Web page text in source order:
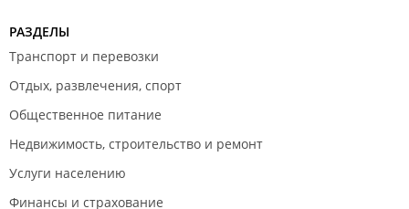
РАЗДЕЛЫ
Транспорт и перевозки
Отдых, развлечения, спорт
Общественное питание
Недвижимость, строительство и ремонт
Услуги населению
Финансы и страхование